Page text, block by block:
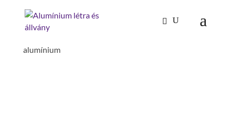
Kezdőlap/Mászástechnika Lépcsők 45°
/ Lépcső
alumínium